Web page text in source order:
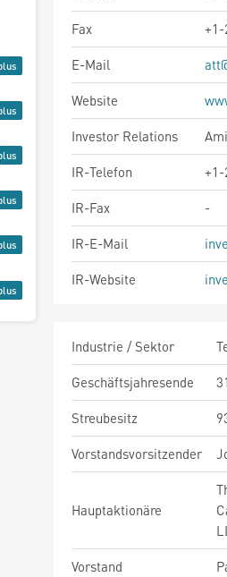
Fax
+1-
E-Mail
Website
Investor Relations
IR-Telefon
IR-Fax
-
IR-E-Mail
IR-Website
Industrie / Sektor
Geschäftsjahresende
Streubesitz
Vorstandsvorsitzender
Hauptaktionäre
Vorstand